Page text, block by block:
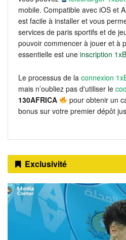
mobile. Compatible avec iOS et
est facile à installer et vous
services de paris sportifs et de
pouvoir commencer à jouer et à
essentielle est une inscription
Le processus de la connexion
mais n’oubliez pas d'utiliser le
130AFRICA
pour obtenir un
bonus sur votre premier dépôt
Exclusivité